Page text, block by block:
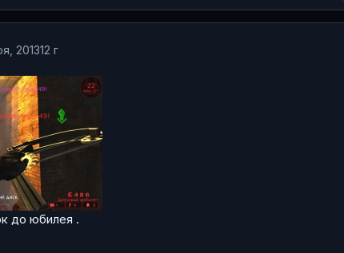
201312 г
до юбилея .